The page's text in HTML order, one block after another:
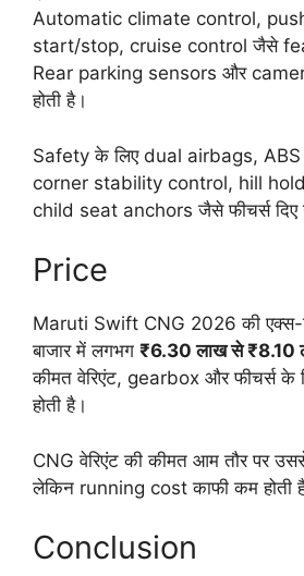
Automatic climate control,
start/stop, cruise control जैसे
Rear parking sensors और
होती है।
Safety के लिए dual airbags, ABS
corner stability control, hill
child seat anchors जैसे फीचर्स दिए
Price
Maruti Swift CNG 2026 की एक्स-
बाजार में लगभग ₹6.30 लाख से ₹8.10
कीमत वेरिएंट, gearbox और फीचर्स
होती है।
CNG वेरिएंट की कीमत आम तौर पर
लेकिन running cost काफी कम होती
Conclusion